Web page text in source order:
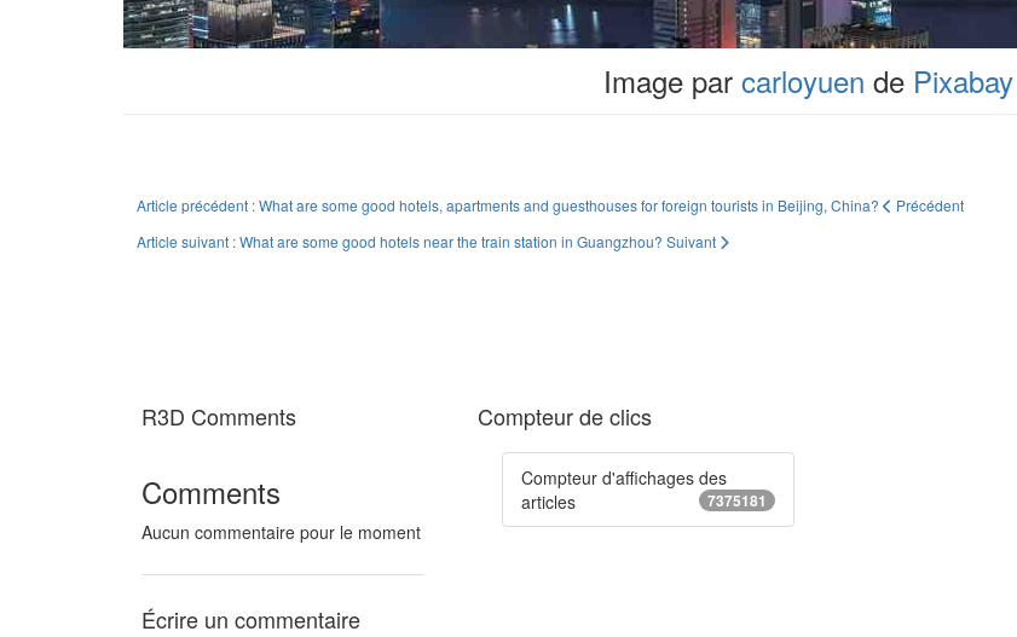
Image par carloyuen de Pixabay
Article précédent : What are some good hotels, apartments and guesthouses for foreign tourists in Beijing, China?
Précédent
Article suivant : What are some good hotels near the train station in Guangzhou? Suivant
R3D Comments
Comments
Aucun commentaire pour le moment
Écrire un commentaire
Compteur de clics
Compteur d'affichages des
articles
7375181